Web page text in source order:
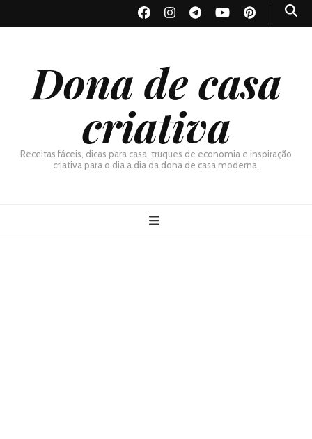
Dona de casa
criativa
Receitas fáceis, dicas para casa, truques de economia e inspiração
criativa para o dia a dia da dona de casa moderna.